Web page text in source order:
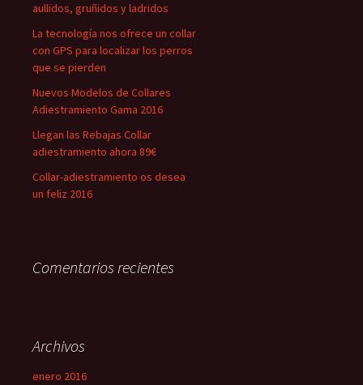
aullidos, gruñidos y ladridos
La tecnología nos ofrece un collar
con GPS para localizar los perros
que se pierden
Nuevos Modelos de Collares
Adiestramiento Gama 2016
Llegan las Rebajas Collar
adiestramiento ahora 89€
Collar-adiestramiento os desea
un feliz 2016
Comentarios recientes
Archivos
enero 2016